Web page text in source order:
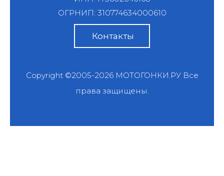
ОГРНИП: 310774634000610
Контакты
Copyright ©2005-2026 МОТОГОНКИ.РУВсе
права защищены.